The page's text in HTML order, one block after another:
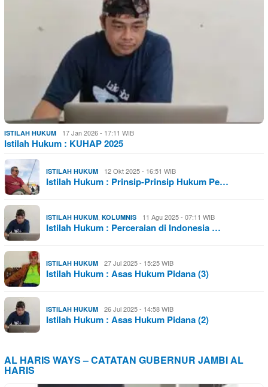
ISTILAH HUKUM 17 Jan 2026 - 17:11 WIB
Istilah Hukum : KUHAP 2025
ISTILAH HUKUM 12 Okt 2025 - 16:51 WIB
Istilah Hukum : Prinsip-Prinsip Hukum Pe…
ISTILAH HUKUM, KOLUMNIS 11 Agu 2025 - 07:11 WIB
Istilah Hukum : Perceraian di Indonesia …
ISTILAH HUKUM 27 Jul 2025 - 15:25 WIB
Istilah Hukum : Asas Hukum Pidana (3)
ISTILAH HUKUM 26 Jul 2025 - 14:58 WIB
Istilah Hukum : Asas Hukum Pidana (2)
AL HARIS WAYS – CATATAN GUBERNUR JAMBI AL
HARIS